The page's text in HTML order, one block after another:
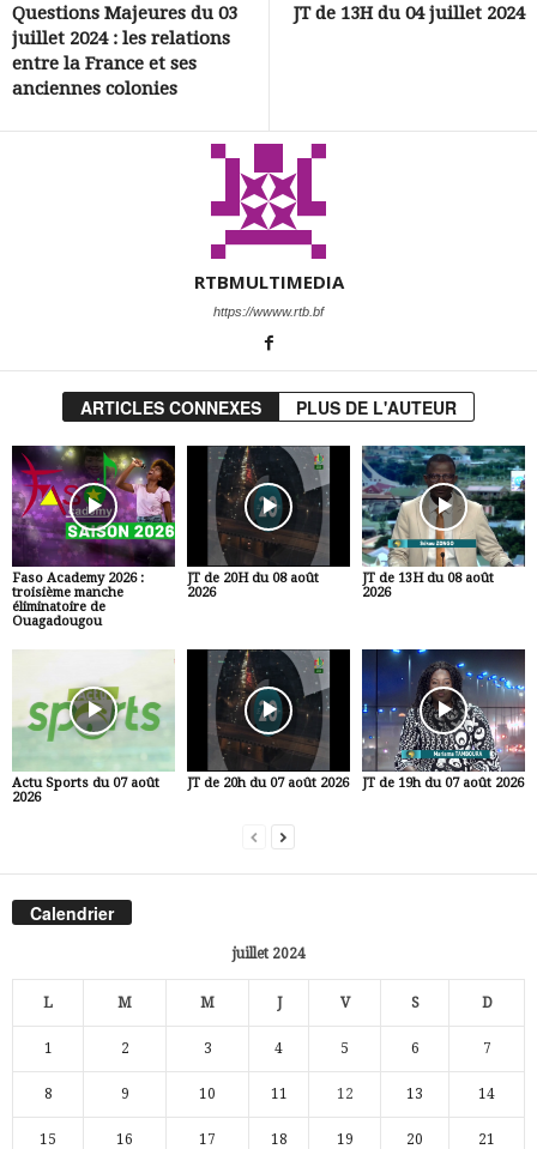
Questions Majeures du 03
juillet 2024 : les relations
entre la France et ses
anciennes colonies
JT de 13H du 04 juillet 2024
RTBMULTIMEDIA
https://wwww.rtb.bf
ARTICLES CONNEXES PLUS DE L'AUTEUR
Faso Academy 2026 :
troisième manche
éliminatoire de
Ouagadougou
JT de 20H du 08 août
2026
JT de 13H du 08 août
2026
Actu Sports du 07 août
2026
JT de 20h du 07 août 2026 JT de 19h du 07 août 2026
Calendrier
juillet 2024
L M M J V S D
1 2 3 4 5 6 7
8 9 10 11 12 13 14
15 16 17 18 19 20 21